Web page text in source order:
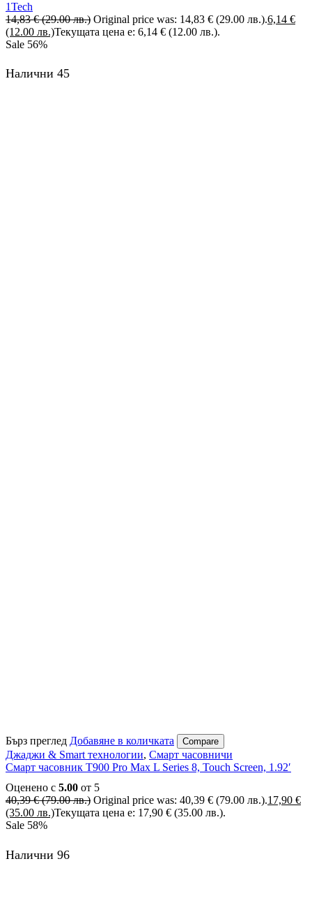
1Tech
14,83€ (29.00 лв.) Original price was: 14,83 € (29.00 лв.).6,14 €
(12.00 лв.)Текущата цена е: 6,14 € (12.00 лв.).
Sale 56%
Налични 45
Бърз преглед Добавяне в количката Compare
Джаджи & Smart технологии, Смарт часовничи
Смарт часовник T900 Pro Max L Series 8, Touch Screen, 1.92′
Оценено с 5.00 от 5
40,39€ (79.00 лв.) Original price was: 40,39 € (79.00 лв.).17,90 €
(35.00 лв.)Текущата цена е: 17,90 € (35.00 лв.).
Sale 58%
Налични 96